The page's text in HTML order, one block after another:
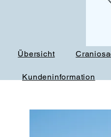
Übersicht
Kundeninformation